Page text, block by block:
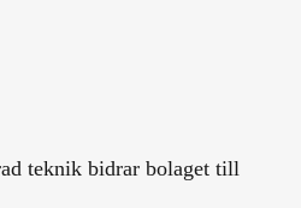
teknik bidrar bolaget till